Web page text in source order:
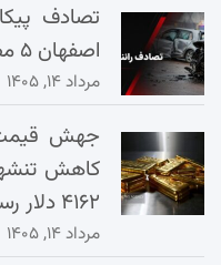
تصادف
اصفهان ۵ مصدوم بر جای گذاشت
مرداد ۱۴, ۱۴۰۵
جهش قیمت
کاهش
۴۱۶۲ دلار رسید
مرداد ۱۴, ۱۴۰۵